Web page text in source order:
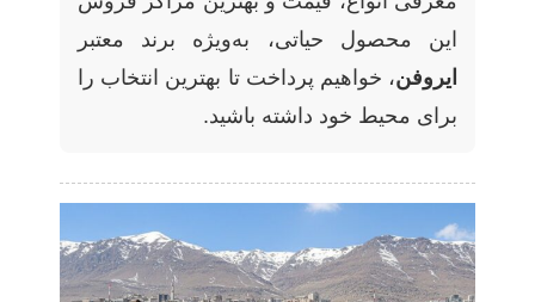
این محصول حیاتی، به‌ویژه برند معتبر
ایروفن، خواهیم پرداخت تا بهترین انتخاب را
برای محیط خود داشته باشید.